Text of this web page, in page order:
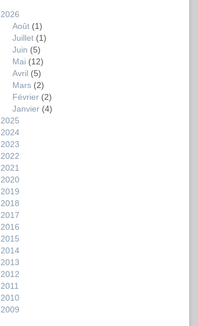
2026
Août (1)
Juillet (1)
Juin (5)
Mai (12)
Avril (5)
Mars (2)
Février (2)
Janvier (4)
2025
2024
2023
2022
2021
2020
2019
2018
2017
2016
2015
2014
2013
2012
2011
2010
2009